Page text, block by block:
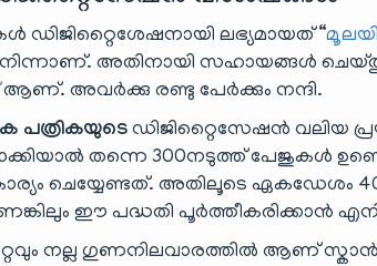
ഡിജിറ്റൈശേഷനായി ലഭ്യമായത് “
അതിനായി സഹായങ്ങൾ
ആണ്. അവർക്കു രണ്ടു പേർക്കും നന്ദി.
പത്രികയുടെ ഡിജിറ്റൈസേഷൻ വലിയ
തന്നെ 300നടുത്ത് പേജുകൾ
ചെയ്യേണ്ടത്. അതിലൂടെ ഏകഡേശം
ഈ പദ്ധതി പൂർത്തീകരിക്കാൻ
നല്ല ഗുണനിലവാരത്തിൽ ആണ് സ്കാൻ